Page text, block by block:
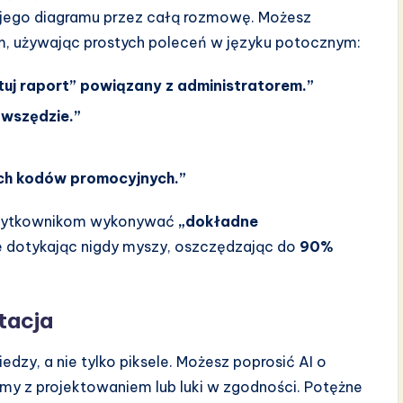
diagramu przez całą rozmowę. Możesz
używając prostych poleceń w języku potocznym:
raport” powiązany z administratorem.”
kodów promocyjnych.”
wykonywać „dokładne
dotykając nigdy myszy, oszczędzając do 90%
a nie tylko piksele. Możesz poprosić AI o
z projektowaniem lub luki w zgodności. Potężne